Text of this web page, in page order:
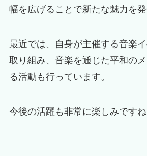
幅を広げることで新たな魅力を発
最近では、自身が主催する音楽
取り組み、音楽を通じた平和の
る活動も行っています。
今後の活躍も非常に楽しみですね